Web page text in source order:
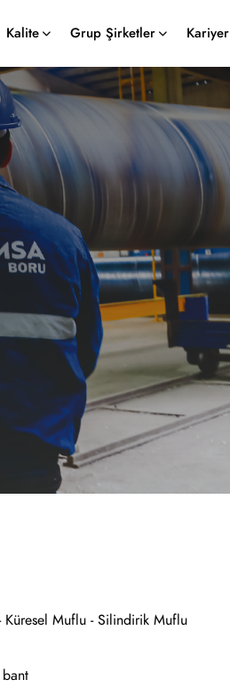
Kalite Grup Şirketler Kariyer
- Küresel Muflu - Silindirik Muflu